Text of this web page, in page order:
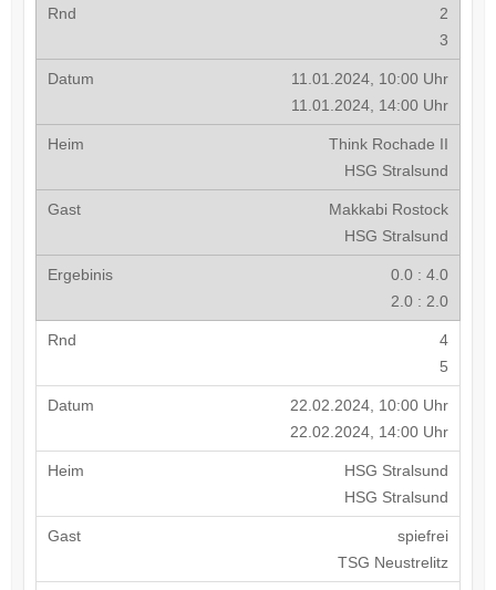
2
3
11.01.2024, 10:00 Uhr
11.01.2024, 14:00 Uhr
Think Rochade II
HSG Stralsund
Makkabi Rostock
HSG Stralsund
0.0 : 4.0
2.0 : 2.0
4
5
22.02.2024, 10:00 Uhr
22.02.2024, 14:00 Uhr
HSG Stralsund
HSG Stralsund
spiefrei
TSG Neustrelitz